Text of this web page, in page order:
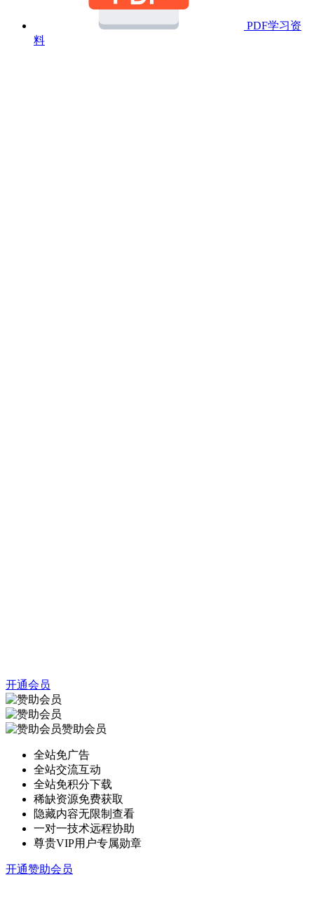
PDF学习资
料
开通会员
赞助会员
全站免广告
全站交流互动
全站免积分下载
稀缺资源免费获取
隐藏内容无限制查看
一对一技术远程协助
尊贵VIP用户专属勋章
开通赞助会员